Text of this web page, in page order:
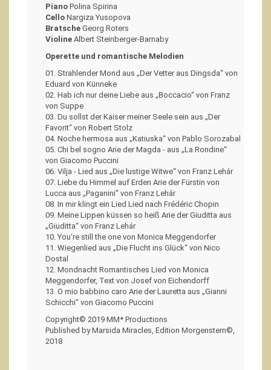
Piano Polina Spirina
Cello Nargiza Yusopova
Bratsche Georg Roters
Violine Albert Steinberger-Barnaby
Operette und romantische Melodien
01. Strahlender Mond aus „Der Vetter aus Dingsda“ von
Eduard von Künneke
02. Hab ich nur deine Liebe aus „Boccacio“ von Franz
von Suppe
03. Du sollst der Kaiser meiner Seele sein aus „Der
Favorit“ von Robert Stolz
04. Noche hermosa aus „Katiuska“ von Pablo Sorozabal
05. Chi bel sogno Arie der Magda - aus „La Rondine“
von Giacomo Puccini
06. Vilja - Lied aus „Die lustige Witwe“ von Franz Lehár
07. Liebe du Himmel auf Erden Arie der Fürstin von
Lucca aus „Paganini“ von Franz Lehár
08. In mir klingt ein Lied Lied nach Frédéric Chopin
09. Meine Lippen küssen so heiß Arie der Giuditta aus
„Giuditta“ von Franz Lehár
10. You‘re still the one von Monica Meggendorfer
11. Wiegenlied aus „Die Flucht ins Glück“ von Nico
Dostal
12. Mondnacht Romantisches Lied von Monica
Meggendorfer, Text von Josef von Eichendorff
13. O mio babbino caro Arie der Lauretta aus „Gianni
Schicchi“ von Giacomo Puccini
Copyright© 2019 MM* Productions
Published by Marsida Miracles, Edition Morgenstern©,
2018